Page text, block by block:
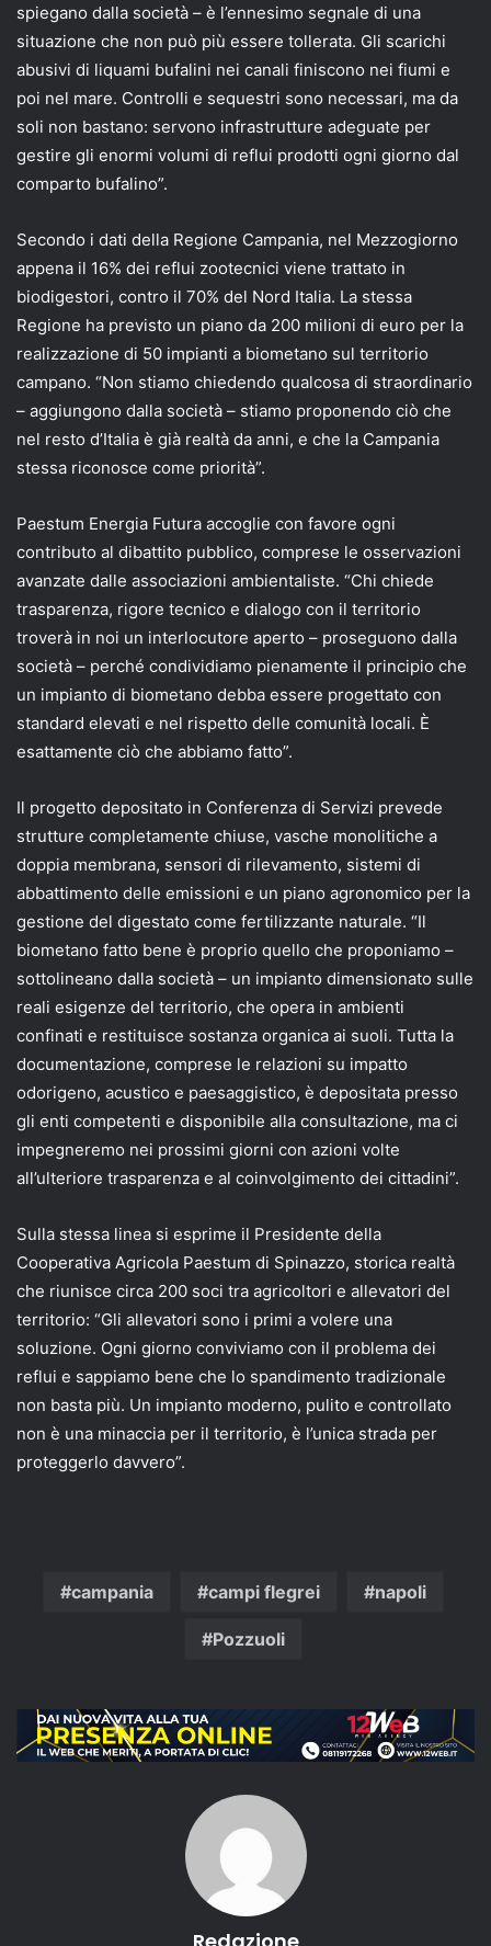
spiegano dalla società – è l’ennesimo segnale di una
situazione che non può più essere tollerata. Gli scarichi
abusivi di liquami bufalini nei canali finiscono nei fiumi e
poi nel mare. Controlli e sequestri sono necessari, ma da
soli non bastano: servono infrastrutture adeguate per
gestire gli enormi volumi di reflui prodotti ogni giorno dal
comparto bufalino”.
Secondo i dati della Regione Campania, nel Mezzogiorno
appena il 16% dei reflui zootecnici viene trattato in
biodigestori, contro il 70% del Nord Italia. La stessa
Regione ha previsto un piano da 200 milioni di euro per la
realizzazione di 50 impianti a biometano sul territorio
campano. “Non stiamo chiedendo qualcosa di straordinario
– aggiungono dalla società – stiamo proponendo ciò che
nel resto d’Italia è già realtà da anni, e che la Campania
stessa riconosce come priorità”.
Paestum Energia Futura accoglie con favore ogni
contributo al dibattito pubblico, comprese le osservazioni
avanzate dalle associazioni ambientaliste. “Chi chiede
trasparenza, rigore tecnico e dialogo con il territorio
troverà in noi un interlocutore aperto – proseguono dalla
società – perché condividiamo pienamente il principio che
un impianto di biometano debba essere progettato con
standard elevati e nel rispetto delle comunità locali. È
esattamente ciò che abbiamo fatto”.
Il progetto depositato in Conferenza di Servizi prevede
strutture completamente chiuse, vasche monolitiche a
doppia membrana, sensori di rilevamento, sistemi di
abbattimento delle emissioni e un piano agronomico per la
gestione del digestato come fertilizzante naturale. “Il
biometano fatto bene è proprio quello che proponiamo –
sottolineano dalla società – un impianto dimensionato sulle
reali esigenze del territorio, che opera in ambienti
confinati e restituisce sostanza organica ai suoli. Tutta la
documentazione, comprese le relazioni su impatto
odorigeno, acustico e paesaggistico, è depositata presso
gli enti competenti e disponibile alla consultazione, ma ci
impegneremo nei prossimi giorni con azioni volte
all’ulteriore trasparenza e al coinvolgimento dei cittadini”.
Sulla stessa linea si esprime il Presidente della
Cooperativa Agricola Paestum di Spinazzo, storica realtà
che riunisce circa 200 soci tra agricoltori e allevatori del
territorio: “Gli allevatori sono i primi a volere una
soluzione. Ogni giorno conviviamo con il problema dei
reflui e sappiamo bene che lo spandimento tradizionale
non basta più. Un impianto moderno, pulito e controllato
non è una minaccia per il territorio, è l’unica strada per
proteggerlo davvero”.
campania campi flegrei napoli
Pozzuoli